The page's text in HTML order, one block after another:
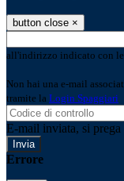
button close ×
all'indirizzo indicato con le
Non hai una e-mail
tramite la Login Spaggiari
E-mail inviata, si
Errore